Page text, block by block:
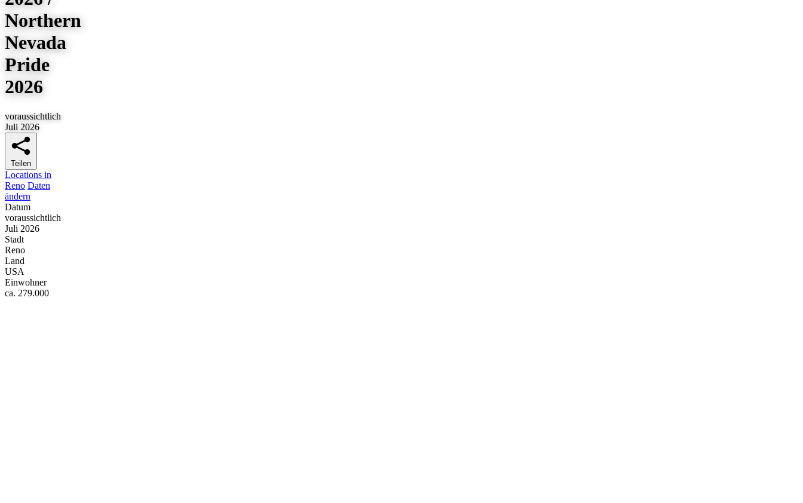
Northern
Nevada
Pride
2026
voraussichtlich
Juli 2026
Teilen
Locations in
Reno Daten
ändern
Datum
voraussichtlich
Juli 2026
Stadt
Reno
Land
USA
Einwohner
ca. 279.000